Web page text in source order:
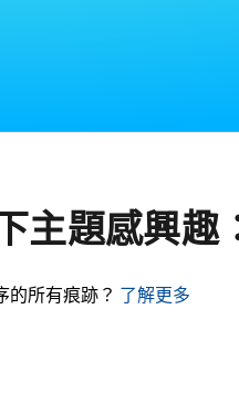
主題感興趣
的所有痕跡？ 了解更多